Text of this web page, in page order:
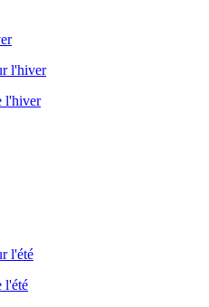
l'hiver
l'hiver
l'été
l'été